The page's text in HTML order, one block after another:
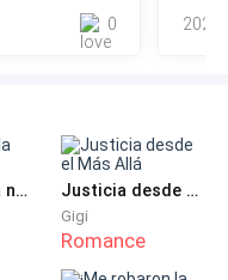
alrededor 0
El plan B de la novia Justicia desde el Más Allá
Gigi
Romance